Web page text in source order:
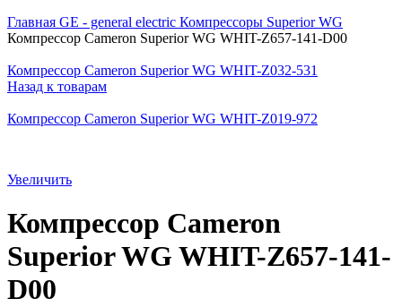
Главная GE - general electric Компрессоры Superior WG
Компрессор Cameron Superior WG WHIT-Z657-141-D00
Компрессор Cameron Superior WG WHIT-Z032-531
Назад к товарам
Компрессор Cameron Superior WG WHIT-Z019-972
Увеличить
Компрессор Cameron
Superior WG WHIT-Z657-141-
D00